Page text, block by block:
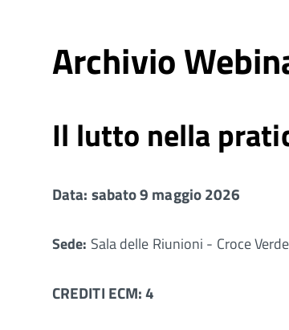
Archivio
Il lutto nella
Data: sabato 9 maggio 2026
Sede: Sala delle Riunioni - Croce
CREDITI ECM: 4